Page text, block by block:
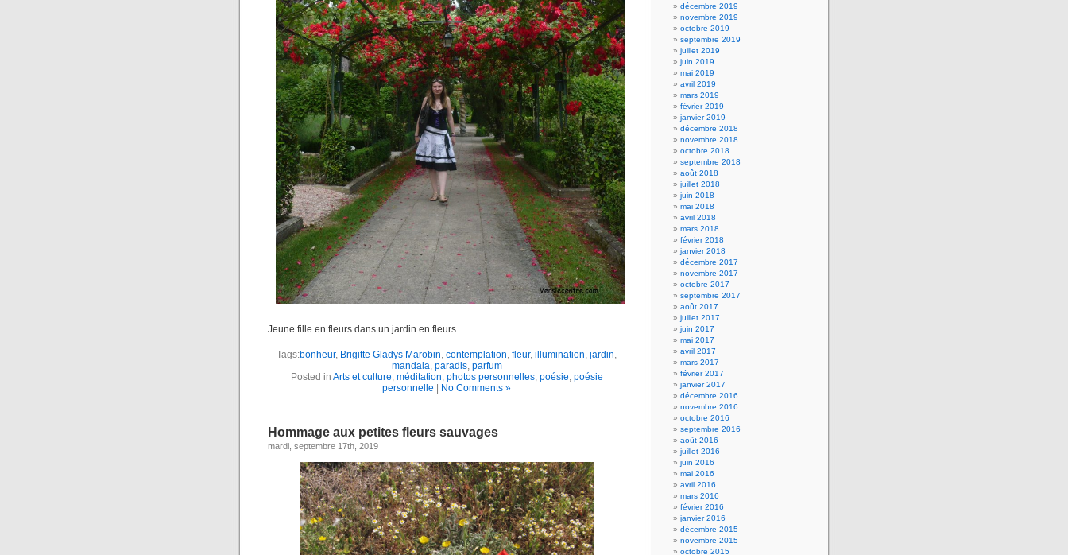
Jeune fille en fleurs dans un jardin en fleurs.
Tags:bonheur, Brigitte Gladys Marobin, contemplation, fleur, illumination, jardin,
mandala, paradis, parfum
Posted in Arts et culture, méditation, photos personnelles, poésie, poésie
personnelle
No Comments »
Hommage aux petites fleurs sauvages
mardi, septembre 17th, 2019
décembre 2019
novembre 2019
octobre 2019
septembre 2019
juillet 2019
juin 2019
mai 2019
avril 2019
mars 2019
février 2019
janvier 2019
décembre 2018
novembre 2018
octobre 2018
septembre 2018
août 2018
juillet 2018
juin 2018
mai 2018
avril 2018
mars 2018
février 2018
janvier 2018
décembre 2017
novembre 2017
octobre 2017
septembre 2017
août 2017
juillet 2017
juin 2017
mai 2017
avril 2017
mars 2017
février 2017
janvier 2017
décembre 2016
novembre 2016
octobre 2016
septembre 2016
août 2016
juillet 2016
juin 2016
mai 2016
avril 2016
mars 2016
février 2016
janvier 2016
décembre 2015
novembre 2015
octobre 2015